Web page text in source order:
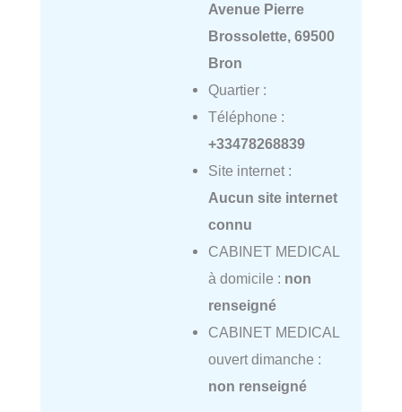
Avenue Pierre
Brossolette, 69500
Bron
Quartier :
Téléphone :
+33478268839
Site internet :
Aucun site internet
connu
CABINET MEDICAL
à domicile : non
renseigné
CABINET MEDICAL
ouvert dimanche :
non renseigné